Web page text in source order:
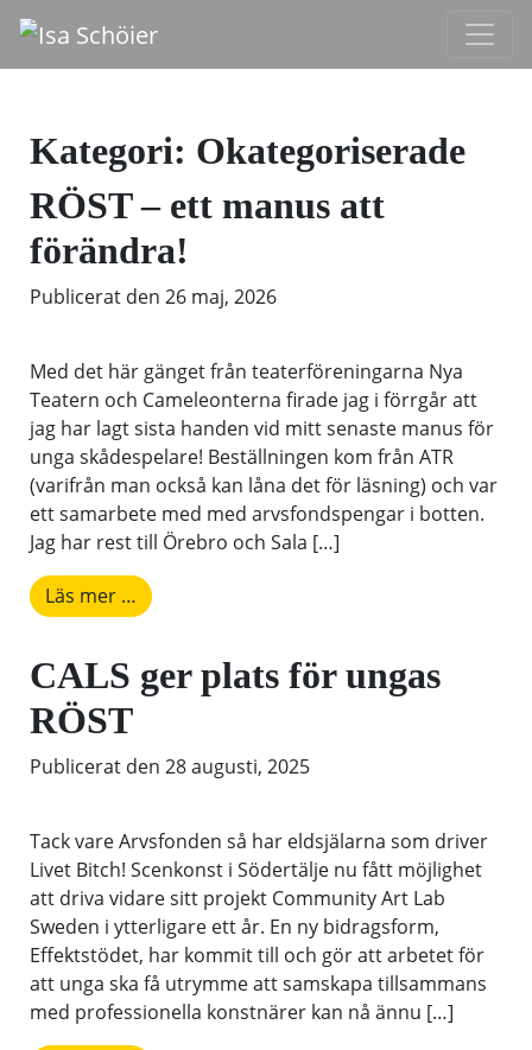
Kategori: Okategoriserade
RÖST – ett manus att
förändra!
Publicerat den 26 maj, 2026
Med det här gänget från teaterföreningarna Nya
Teatern och Cameleonterna firade jag i förrgår att
jag har lagt sista handen vid mitt senaste manus för
unga skådespelare! Beställningen kom från ATR
(varifrån man också kan låna det för läsning) och var
ett samarbete med med arvsfondspengar i botten.
Jag har rest till Örebro och Sala […]
Läs mer … from RÖST – ett manus att förändra!
CALS ger plats för ungas
RÖST
Publicerat den 28 augusti, 2025
Tack vare Arvsfonden så har eldsjälarna som driver
Livet Bitch! Scenkonst i Södertälje nu fått möjlighet
att driva vidare sitt projekt Community Art Lab
Sweden i ytterligare ett år. En ny bidragsform,
Effektstödet, har kommit till och gör att arbetet för
att unga ska få utrymme att samskapa tillsammans
med professionella konstnärer kan nå ännu […]